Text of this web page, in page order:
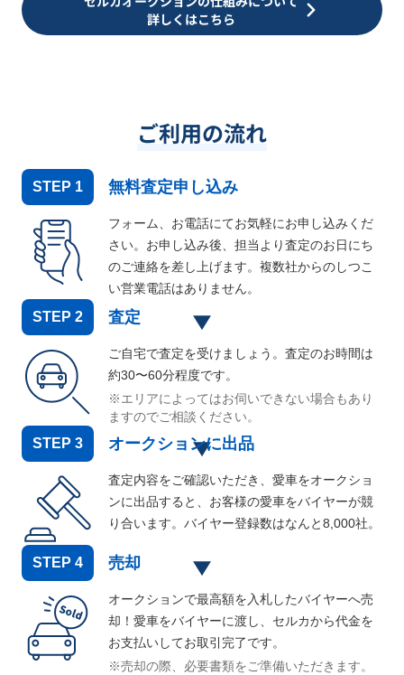
詳しくはこちら
ご利用の流れ
STEP 1 無料査定申し込み
フォーム、お電話にてお気軽にお申し込みくだ
さい。お申し込み後、担当より査定のお日にち
のご連絡を差し上げます。複数社からのしつこ
い営業電話はありません。
STEP 2 査定
ご自宅で査定を受けましょう。査定のお時間は
約30〜60分程度です。
※エリアによってはお伺いできない場合もあり
ますのでご相談ください。
STEP 3 オークションに出品
査定内容をご確認いただき、愛車をオークショ
ンに出品すると、お客様の愛車をバイヤーが競
り合います。バイヤー登録数はなんと8,000社。
STEP 4 売却
オークションで最高額を入札したバイヤーへ売
却！愛車をバイヤーに渡し、セルカから代金を
お支払いしてお取引完了です。
※売却の際、必要書類をご準備いただきます。